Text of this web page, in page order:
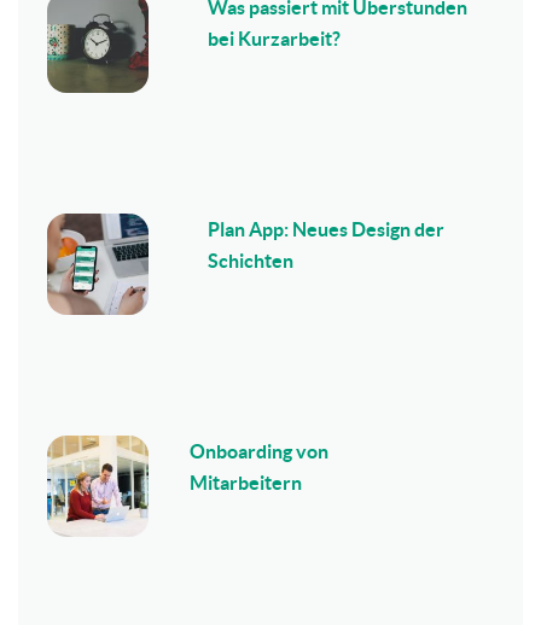
Was passiert mit Überstunden
bei Kurzarbeit?
Plan App: Neues Design der
Schichten
Onboarding von
Mitarbeitern